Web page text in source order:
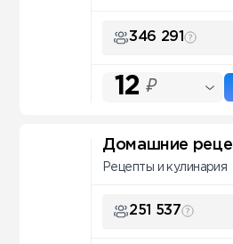
346 291
12 ₽
Домашние
Рецепты и кулинария
251 537